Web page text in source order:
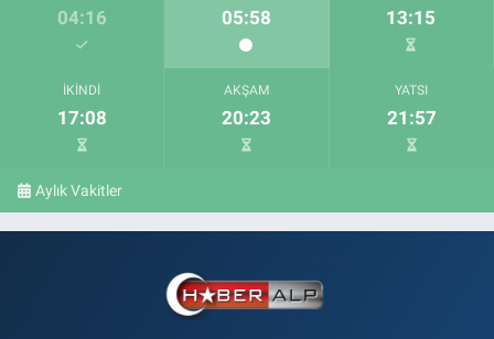
04:16 05:58 13:15
İKINDI
17:08
AKŞAM
20:23
YATSI
21:57
Aylık Vakitler